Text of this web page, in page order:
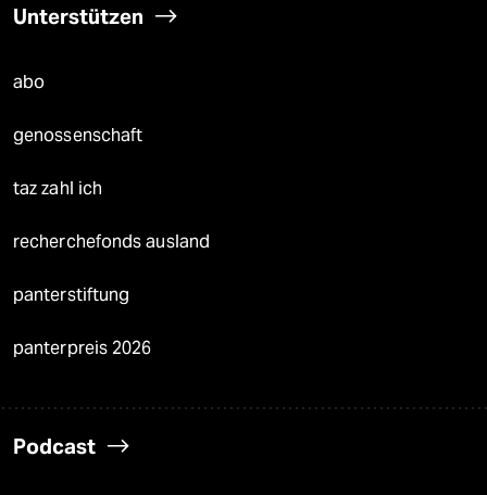
Unterstützen
abo
genossenschaft
taz zahl ich
recherchefonds ausland
panterstiftung
panterpreis 2026
Podcast